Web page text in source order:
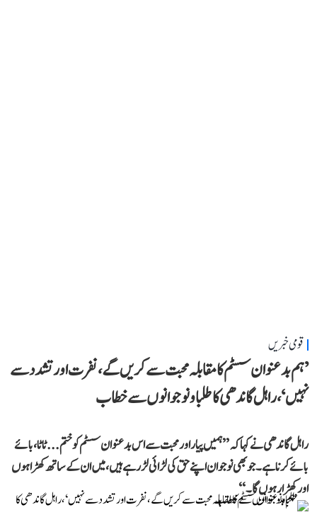
قومی خبریں
’ہم بدعنوان سسٹم کا مقابلہ محبت سے کریں گے، نفرت اور تشدد سے
نہیں‘، راہل گاندھی کا طلبا و نوجوانوں سے خطاب
راہل گاندھی نے کہا کہ ’’ہمیں پیار اور محبت سے اس بدعنوان سسٹم کو ختم... ٹاٹا، بائے
بائے کرنا ہے۔ جو بھی نوجوان اپنے حق کی لڑائی لڑ رہے ہیں، میں ان کے ساتھ کھڑا ہوں
اور کھڑا رہوں گا۔‘‘